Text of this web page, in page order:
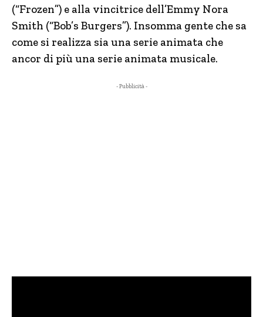
(“Frozen”) e alla vincitrice dell’Emmy Nora
Smith (“Bob’s Burgers”). Insomma gente che sa
come si realizza sia una serie animata che
ancor di più una serie animata musicale.
- Pubblicità -